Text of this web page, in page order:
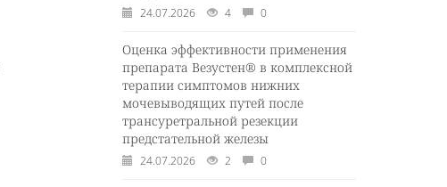
24.07.2026 4 0
Оценка эффективности применения
препарата Везустен® в комплексной
терапии симптомов нижних
мочевыводящих путей после
трансуретральной резекции
предстательной железы
24.07.2026 2 0